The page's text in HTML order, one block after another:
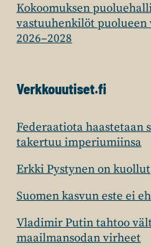
Kokoomuksen
vastuuhenkilöt
2026–2028
Verkkouutiset.fi
Federaatiota haastetaan
takertuu imperiumiinsa
Erkki Pystynen on kuollut
Suomen kasvun este ei
Vladimir Putin tahtoo
maailmansodan virheet